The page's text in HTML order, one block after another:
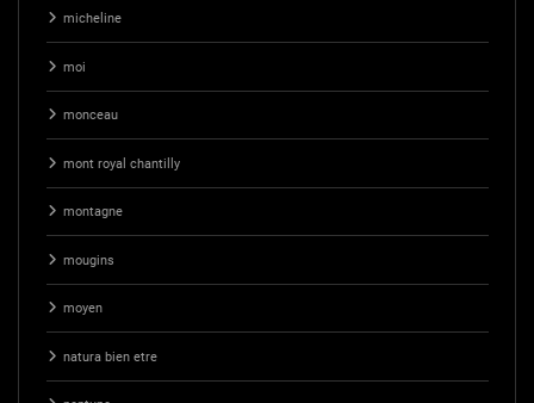
micheline
moi
monceau
mont royal chantilly
montagne
mougins
moyen
natura bien etre